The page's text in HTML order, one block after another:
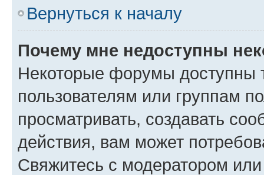
Вернуться к началу
Почему мне недоступны
Некоторые форумы доступны
пользователям или группам
просматривать, создавать
действия, вам может
Свяжитесь с модератором